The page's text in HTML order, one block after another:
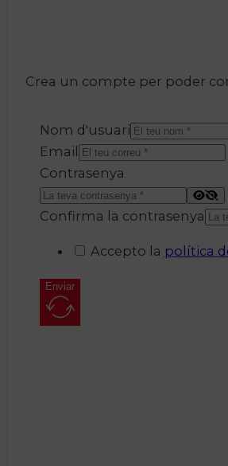
Crea un compte per poder
Nom d'usuari
Email
Contrasenya
Confirma la contrasenya
Accepto la política
Enviar